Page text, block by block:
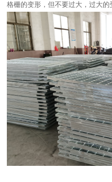
格栅的变形，但不要过大，过大的